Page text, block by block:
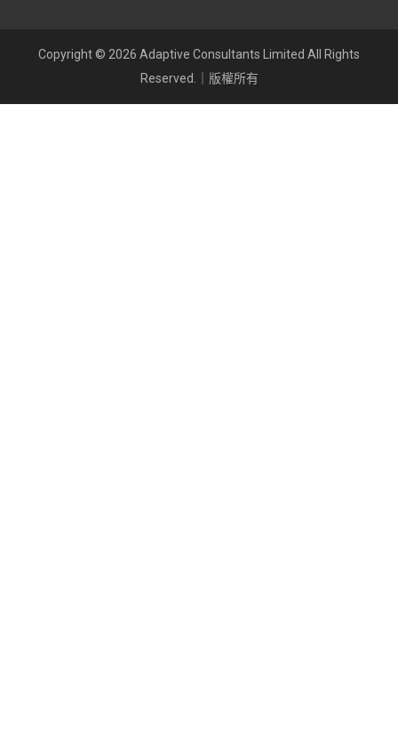
Copyright © 2026 Adaptive Consultants Limited All Rights
Reserved.｜版權所有